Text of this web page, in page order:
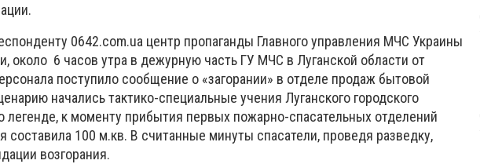
0642.com.ua центр пропаганды Главного управления МЧС Украины
около 6 часов утра в дежурную часть ГУ МЧС в Луганской области от
поступило сообщение о «загорании» в отделе продаж бытовой
начались тактико-специальные учения Луганского городского
к моменту прибытия первых пожарно-спасательных отделений
составила 100 м.кв. В считанные минуты спасатели, проведя разведку,
возгорания.